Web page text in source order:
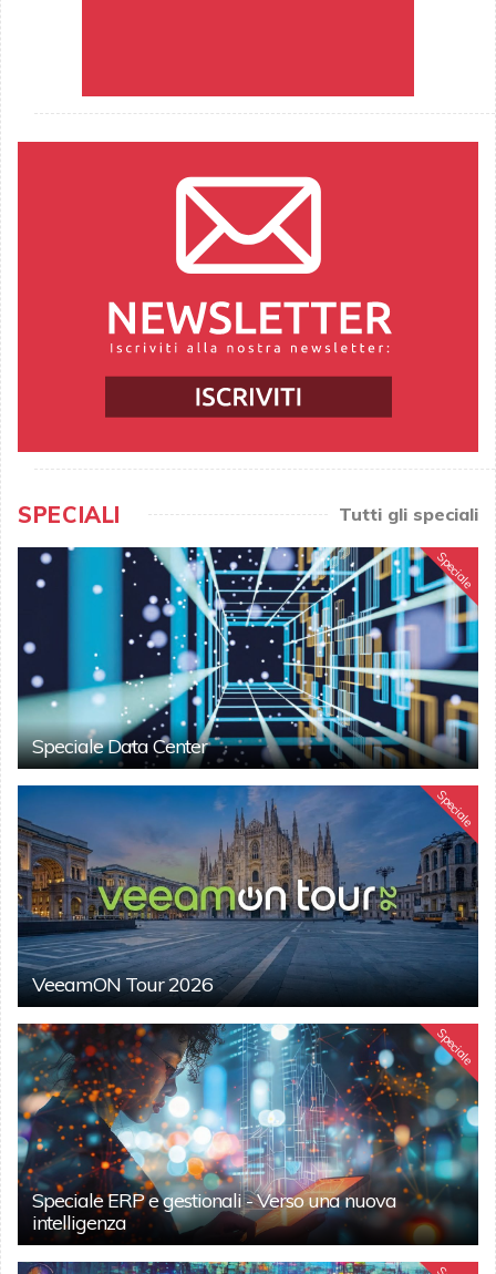
SPECIALI Tutti gli speciali
Speciale
Speciale Data Center
Speciale
VeeamON Tour 2026
Speciale
Speciale ERP e gestionali - Verso una nuova
intelligenza